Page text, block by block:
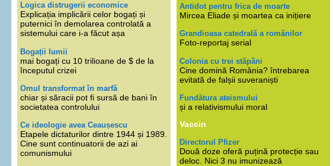
Logica distrugerii economice
Explicația implicării celor bogați și
puternici în demolarea controlată a
sistemului care i-a făcut așa
Bogații lumii
mai bogați cu 10 trilioane de $ de la
începutul crizei
Omul transformat în marfă
chiar și săracii pot fi sursă de bani în
societatea controlului
Ce ideologie avea Ceaușescu
Etapele dictaturilor dintre 1944 și 1989.
Cine sunt continuatorii de azi ai
comunismului
Antidot pentru frica de moarte
Mircea Eliade și moartea ca inițiere
Grandioasa catedrală a românilor
Foto-reportaj serial
Colonia cu trei stăpâni
Cine domină România? întrebarea
evitată de falșii suveraniști
Fundătura ateismului
și a relativismului moral
Vaccin
Directorul Pfizer
Două doze oferă puțină protecție sau
deloc. Nici 3 nu imunizează